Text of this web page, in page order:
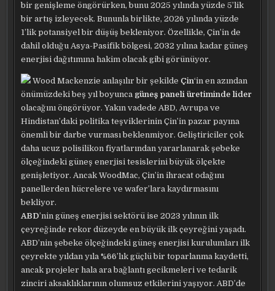
bir genişleme öngörürken, bunu 2025 yılında yüzde 5’lik
bir artış izleyecek. Bununla birlikte, 2026 yılında yüzde
1’lik potansiyel bir düşüş bekleniyor. Özellikle, Çin’in de
dahil olduğu Asya-Pasifik bölgesi, 2032 yılına kadar güneş
enerjisi dağıtımına hakim olacak gibi görünüyor.
Wood Mackenzie anlaşılır bir şekilde Çin‘in en azından
önümüzdeki beş yıl boyunca güneş paneli üretiminde lider
olacağını öngörüyor. Yakın vadede ABD, Avrupa ve
Hindistan’daki politika teşviklerinin Çin’in pazar payına
önemli bir darbe vurması beklenmiyor. Geliştiriciler çok
daha ucuz polisilikon fiyatlarından yararlanarak şebeke
ölçeğindeki güneş enerjisi tesislerini büyük ölçekte
genişletiyor. Ancak WoodMac, Çin’in ihracat odağını
panellerden hücrelere ve wafer’lara kaydırmasını
bekliyor.
ABD’nin güneş enerjisi sektörü ise 2023 yılının ilk
çeyreğinde rekor düzeyde en büyük ilk çeyreğini yaşadı.
ABD’nin şebeke ölçeğindeki güneş enerjisi kurulumları ilk
çeyrekte yıldan yıla %66’lık güçlü bir toparlanma kaydetti,
ancak projeler hala ara bağlantı gecikmeleri ve tedarik
zinciri aksaklıklarının olumsuz etkilerini yaşıyor. ABD’de